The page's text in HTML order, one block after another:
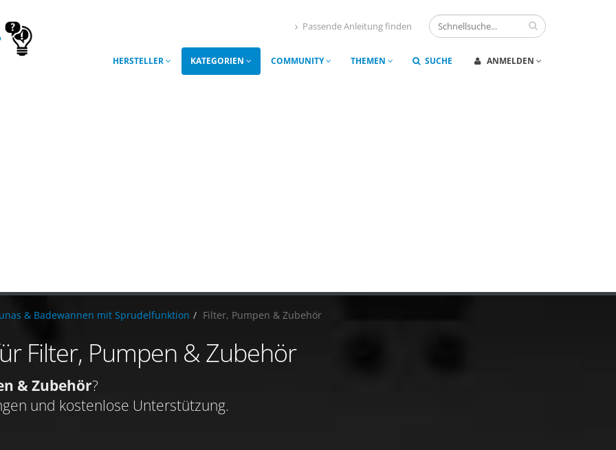
Passende Anleitung finden
HERSTELLER KATEGORIEN COMMUNITY THEMEN SUCHE ANMELDEN
& Badewannen mit Sprudelfunktion Filter, Pumpen & Zubehör
Filter, Pumpen & Zubehör
& Zubehör?
und kostenlose Unterstützung.